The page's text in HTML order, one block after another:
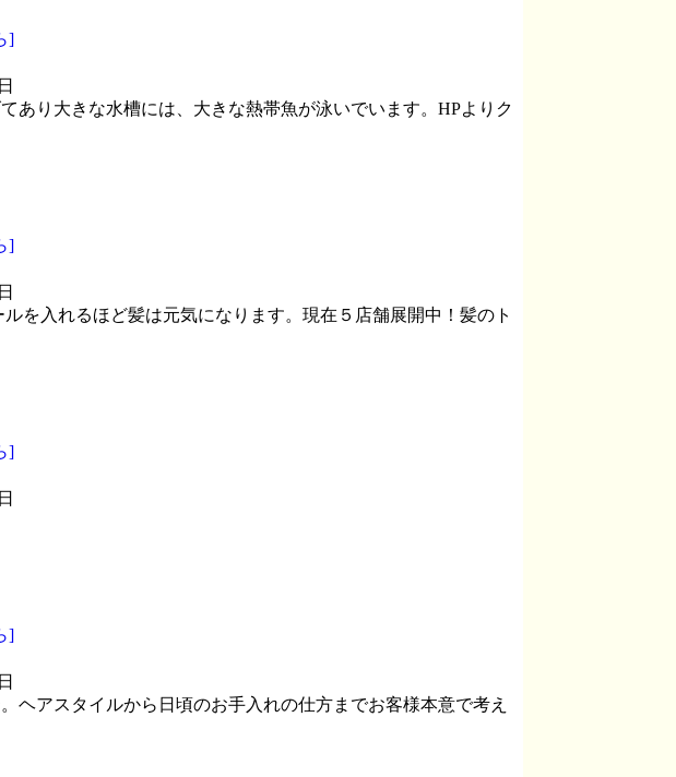
]
あり大きな水槽には、大きな熱帯魚が泳いでいます。HPよりク
]
を入れるほど髪は元気になります。現在５店舗展開中！髪のト
]
]
ヘアスタイルから日頃のお手入れの仕方までお客様本意で考え